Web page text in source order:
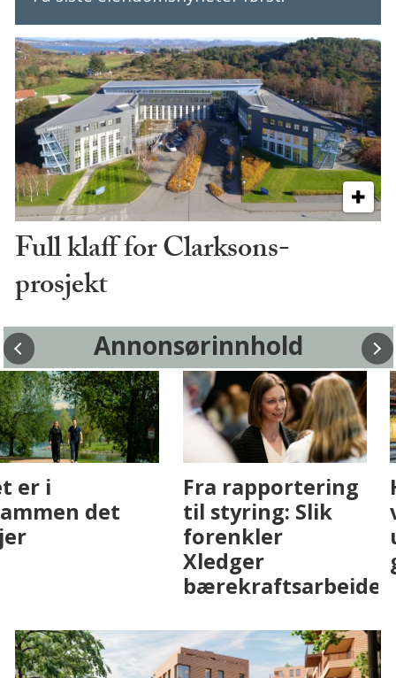
Full klaff for Clarksons-
prosjekt
Annonsørinnhold
Fenistra endrer
eiendomsbransjen
med AI. Slik ser vi
Det er i
Drammen det
skjer